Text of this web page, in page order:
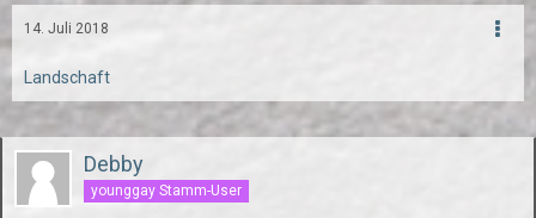
14. Juli 2018
Landschaft
Debby
younggay Stamm-User